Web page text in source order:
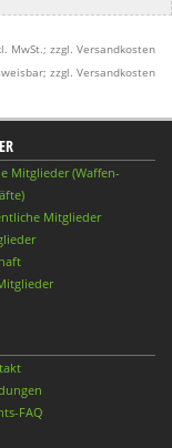
MwSt.; zzgl. Versandkosten
zzgl. Versandkosten
Mitglieder (Waffen-
Mitglieder
FAQ